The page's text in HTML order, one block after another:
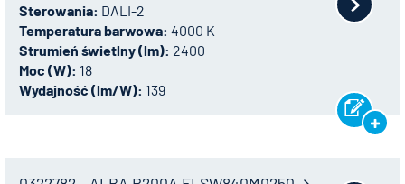
Sterowania: DALI-2
Temperatura barwowa: 4000 K
Strumień świetlny (lm): 2400
Moc (W): 18
Wydajność (lm/W): 139